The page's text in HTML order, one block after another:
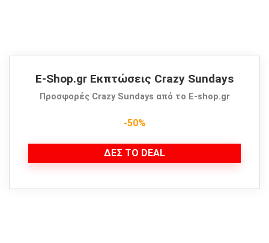
E-Shop.gr Εκπτώσεις Crazy Sundays
Προσφορές Crazy Sundays από το E-shop.gr
-50%
ΔΕΣ ΤΟ DEAL